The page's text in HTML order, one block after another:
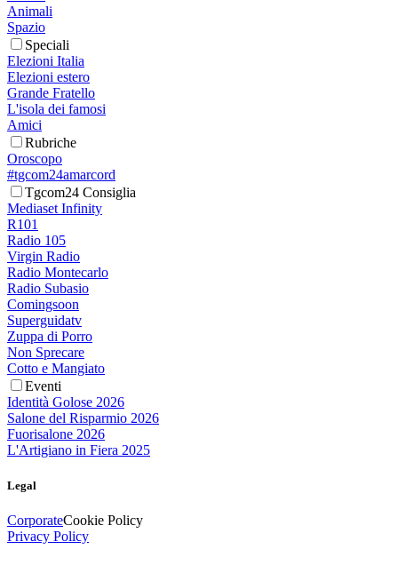
Animali
Spazio
Speciali
Elezioni Italia
Elezioni estero
Grande Fratello
L'isola dei famosi
Amici
Rubriche
Oroscopo
#tgcom24amarcord
Tgcom24 Consiglia
Mediaset Infinity
R101
Radio 105
Virgin Radio
Radio Montecarlo
Radio Subasio
Comingsoon
Superguidatv
Zuppa di Porro
Non Sprecare
Cotto e Mangiato
Eventi
Identità Golose 2026
Salone del Risparmio 2026
Fuorisalone 2026
L'Artigiano in Fiera 2025
Legal
CorporateCookie Policy
Privacy Policy